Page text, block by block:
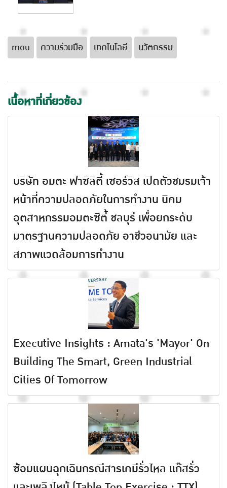
mou ความร่วมมือ เทคโนโลยี นวัตกรรม
เนื้อหาที่เกี่ยวข้อง
บริษัท อมตะ ฟาซิลิตี้ เซอร์วิส เปิดตัวชมรมเจ้า
หน้าที่ความปลอดภัยในการทำงาน นิคม
อุตสาหกรรมอมตะซิตี้ ชลบุรี เพื่อยกระดับ
มาตรฐานความปลอดภัย อาชีวอนามัย และ
สภาพแวดล้อมการทำงาน
Executive Insights : Amata's 'Mayor' On
Building The Smart, Green Industrial
Cities Of Tomorrow
ซ้อมแผนฉุกเฉินกรณีสารเคมีรั่วไหล แก๊สรั่ว